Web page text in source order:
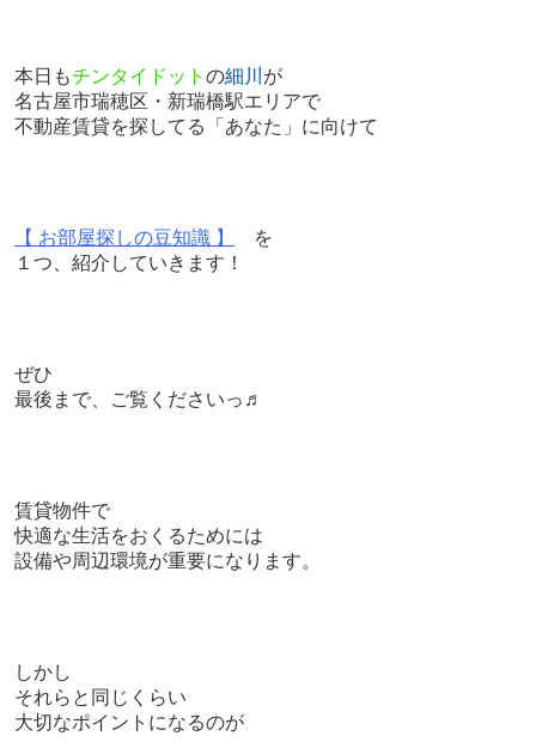
本日もチンタイドット の細川 が
名古屋市瑞穂区・新瑞橋駅エリアで
不動産賃貸を探してる「あなた」に向けて
【 お部屋探しの豆知識 】
を
１つ、紹介していきます！
ぜひ
最後まで、ご覧くださいっ♬
賃貸物件で
快適な生活をおくるためには
設備や周辺環境が重要になります。
しかし
それらと同じくらい
大切なポイントになるのが